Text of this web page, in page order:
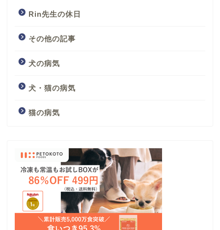
Rin先生の休日
その他の記事
犬の病気
犬・猫の病気
猫の病気